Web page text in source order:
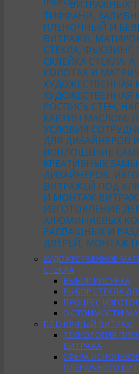
ВИТРАЖНЫХ
ТИФФАНИ,
ПЛЁНОЧНЫЙ И
ВИТРАЖИ,
СТЕКЛА, ФЬЮЗИНГ,
СКЛЕЙКА СТЕКЛА, А
КОЛОТАЯ И
ХУДОЖЕСТВЕННАЯ
ХУДОЖЕСТВЕННАЯ
РОСПИСЬ СТЕН,
КАРТИН МАСЛОМ.
УСЛОВИЯ
ДЛЯ ДИЗАЙНЕРОВ
ВОПЛОЩЕНИЕ
КРЕАТИВНЫХ
ДИЗАЙНЕРОВ.
ВИТРАЖЕЙ ПОД
И МОНТАЖ
ИЗГОТОВЛЕНИЕ
АЛЮМИНИЕВЫХ
РАСПАШНЫХ И
ДВЕРЕЙ, МОНТАЖ
ХУДОЖЕСТВЕННОЕ
СТЕКЛА
ВЫБОР РИСУНКА
ВЫБОР СТЕКЛА
ПРОЦЕСС
О СТОИМОСТИ
ПЛЕНОЧНЫЙ ВИТРАЖ
ТЕХНОЛОГИЯ
ВИТРАЖА
СФЕРА
ПЛЕНОЧНОГО